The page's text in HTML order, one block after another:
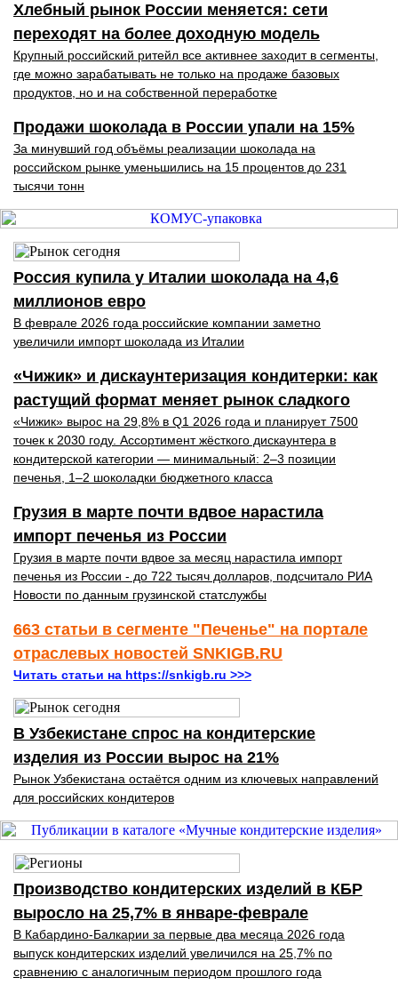
Хлебный рынок России меняется: сети
переходят на более доходную модель
Крупный российский ритейл все активнее заходит в сегменты,
где можно зарабатывать не только на продаже базовых
продуктов, но и на собственной переработке
Продажи шоколада в России упали на 15%
За минувший год объёмы реализации шоколада на
российском рынке уменьшились на 15 процентов до 231
тысячи тонн
Россия купила у Италии шоколада на 4,6
миллионов евро
В феврале 2026 года российские компании заметно
увеличили импорт шоколада из Италии
«Чижик» и дискаунтеризация кондитерки: как
растущий формат меняет рынок сладкого
«Чижик» вырос на 29,8% в Q1 2026 года и планирует 7500
точек к 2030 году. Ассортимент жёсткого дискаунтера в
кондитерской категории — минимальный: 2–3 позиции
печенья, 1–2 шоколадки бюджетного класса
Грузия в марте почти вдвое нарастила
импорт печенья из России
Грузия в марте почти вдвое за месяц нарастила импорт
печенья из России - до 722 тысяч долларов, подсчитало РИА
Новости по данным грузинской статслужбы
663 статьи в сегменте "Печенье" на портале
отраслевых новостей SNKIGB.RU
Читать статьи на https://snkigb.ru >>>
В Узбекистане спрос на кондитерские
изделия из России вырос на 21%
Рынок Узбекистана остаётся одним из ключевых направлений
для российских кондитеров
Производство кондитерских изделий в КБР
выросло на 25,7% в январе-феврале
В Кабардино-Балкарии за первые два месяца 2026 года
выпуск кондитерских изделий увеличился на 25,7% по
сравнению с аналогичным периодом прошлого года